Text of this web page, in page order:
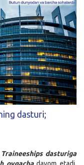
dasturi;
Traineeships dasturiga